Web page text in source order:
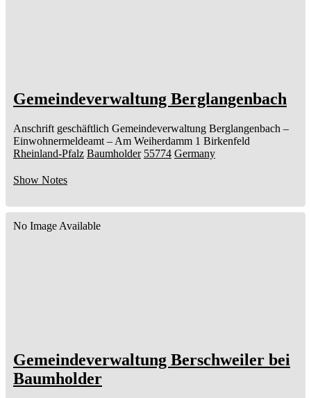
Gemeindeverwaltung Berglangenbach
Anschrift geschäftlich Gemeindeverwaltung Berglangenbach –
Einwohnermeldeamt – Am Weiherdamm 1 Birkenfeld
Rheinland-Pfalz Baumholder 55774 Germany
Show Notes
No Image Available
Gemeindeverwaltung Berschweiler bei
Baumholder